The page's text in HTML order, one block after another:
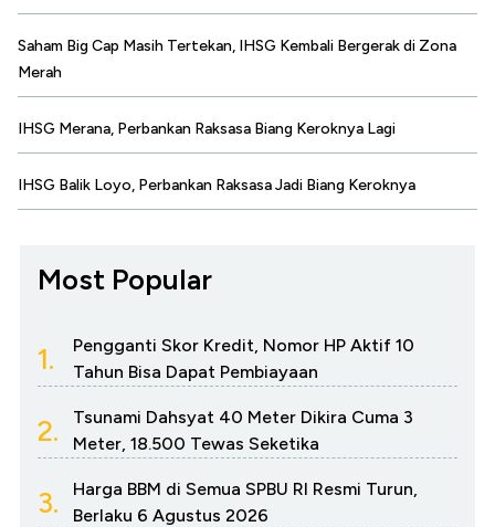
Saham Big Cap Masih Tertekan, IHSG Kembali Bergerak di Zona
Merah
IHSG Merana, Perbankan Raksasa Biang Keroknya Lagi
IHSG Balik Loyo, Perbankan Raksasa Jadi Biang Keroknya
Most Popular
1.
Pengganti Skor Kredit, Nomor HP Aktif 10
Tahun Bisa Dapat Pembiayaan
2.
Tsunami Dahsyat 40 Meter Dikira Cuma 3
Meter, 18.500 Tewas Seketika
3.
Harga BBM di Semua SPBU RI Resmi Turun,
Berlaku 6 Agustus 2026